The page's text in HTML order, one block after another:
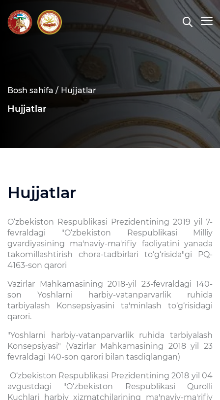
Bosh sahifa / Hujjatlar
Hujjatlar
Hujjatlar
O‘zbekiston Respublikasi Prezidentining 2019 yil 7-
fevraldagi "O‘zbekiston Respublikasi Milliy
gvardiyasining ma'naviy-ma'rifiy faoliyatini yanada
takomillashtirish chora-tadbirlari to‘g‘risida"gi PQ-
4163-son qarori
Vazirlar Mahkamasining 2018-yil 23-fevraldagi 140-
son Yoshlarni harbiy-vatanparvarlik ruhida
tarbiyalash Konsepsiyasini ta'minlash to‘g‘risidagi
qarori.
"Yoshlarni harbiy-vatanparvarlik ruhida tarbiyalash
Konsepsiyasi" (Vazirlar Mahkamasining 2018 yil 23
fevraldagi 140-son qarori bilan tasdiqlangan)
O‘zbekiston Respublikasi Prezidentining 2018 yil 04
avgustdagi "O‘zbekiston Respublikasi Qurolli
Kuchlari harbiy xizmatchilarining ma'naviy-ma'rifiy